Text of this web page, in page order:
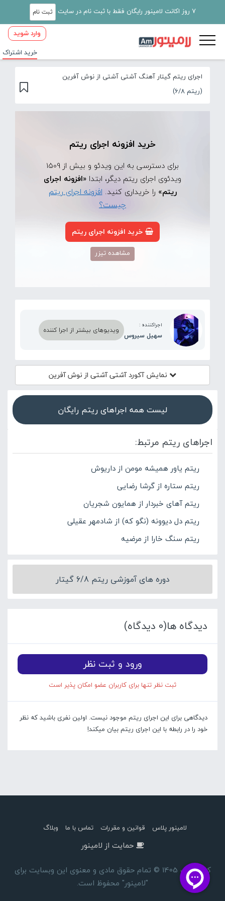
7 روز اکانت لامینور رایگان فقط با ثبت نام در سایت ثبت نام
وارد شوید
خرید اشتراک
اجرای ریتم گیتار آهنگ آشتی آشتی از نوش آفرین
(ریتم 6/8)
خرید افزونه اجرای ریتم
برای دسترسی به این ویدئو و بیش از 1509
ویدئوی اجرای ریتم دیگر، ابتدا «افزونه اجرای
ریتم» را خریداری کنید.افزونه اجرای ریتم
چیست؟
خرید افزونه اجرای ریتم
مشاهده تیزر
اجراکننده :
سهیل سیروس
ویدیوهای بیشتر از اجرا کننده
نمایش آکوردآشتی آشتی از نوش آفرین
لیست همه اجراهای ریتم رایگان
اجراهای ریتم مرتبط:
ریتم یاور همیشه مومن از داریوش
ریتم ستاره از گرشا رضایی
ریتم آهای خبردار از همایون شجریان
ریتم دل دیوونه (نگو که) از شادمهر عقیلی
ریتم سنگ خارا از مرضیه
دوره های آموزشی ریتم 6/8 گیتار
دیدگاه ها(0 دیدگاه)
ورود و ثبت نظر
ثبت نظر تنها برای کاربران عضو امکان پذیر است
دیدگاهی برای این اجرای ریتم موجود نیست. اولین نفری باشید که نظر
خود را در رابطه با این اجرای ریتم بیان میکند!
لامینور پلاس قوانین و مقررات تماس با ما وبلاگ
حمایت از لامینور
کپی رایت 1405 © تمام حقوق مادی و معنوی این وبسایت برای
"لامینور" محفوظ است.